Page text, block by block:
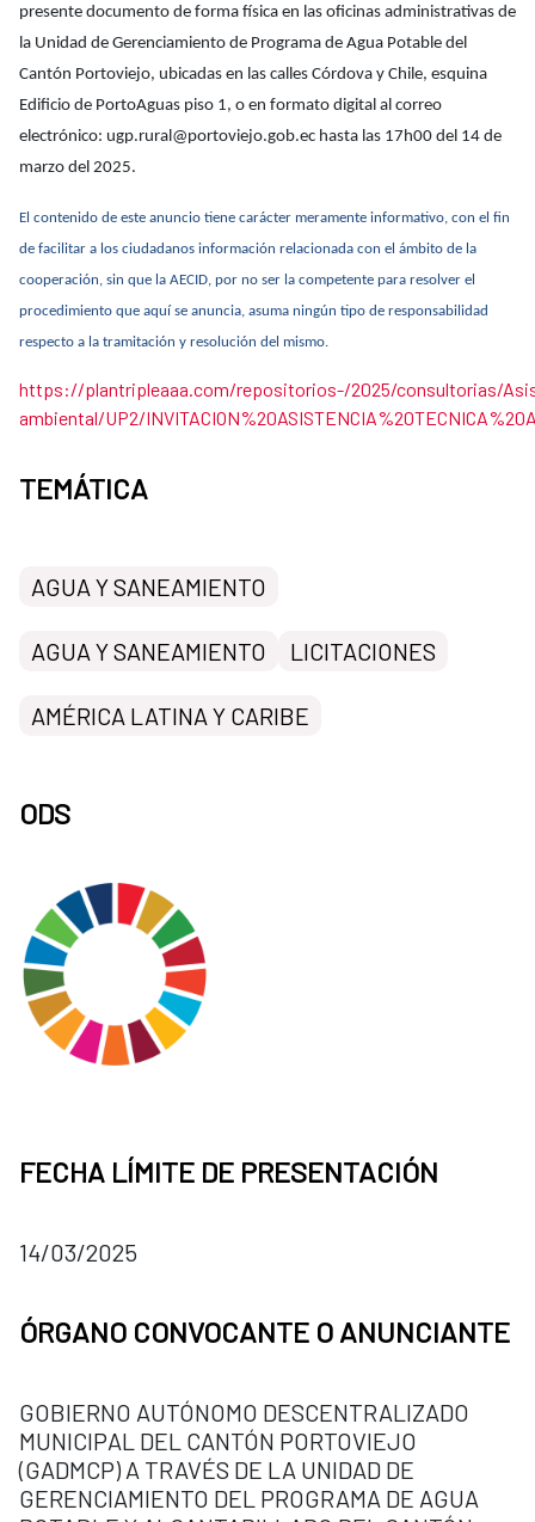
presente documento de forma física en las oficinas administrativas de
la Unidad de Gerenciamiento de Programa de Agua Potable del
Cantón Portoviejo, ubicadas en las calles Córdova y Chile, esquina
Edificio de PortoAguas piso 1, o en formato digital al correo
electrónico: ugp.rural@portoviejo.gob.ec hasta las 17h00 del 14 de
marzo del 2025.
El contenido de este anuncio tiene carácter meramente informativo, con el fin
de facilitar a los ciudadanos información relacionada con el ámbito de la
cooperación, sin que la AECID, por no ser la competente para resolver el
procedimiento que aquí se anuncia, asuma ningún tipo de responsabilidad
respecto a la tramitación y resolución del mismo.
https://plantripleaaa.com/repositorios-/2025/consultorias/
ambiental/UP2/
TEMÁTICA
AGUA Y SANEAMIENTO
AGUA Y SANEAMIENTO LICITACIONES
AMÉRICA LATINA Y CARIBE
ODS
FECHA LÍMITE DE PRESENTACIÓN
14/03/2025
ÓRGANO CONVOCANTE O ANUNCIANTE
GOBIERNO AUTÓNOMO DESCENTRALIZADO
MUNICIPAL DEL CANTÓN PORTOVIEJO
(GADMCP) A TRAVÉS DE LA UNIDAD DE
GERENCIAMIENTO DEL PROGRAMA DE AGUA